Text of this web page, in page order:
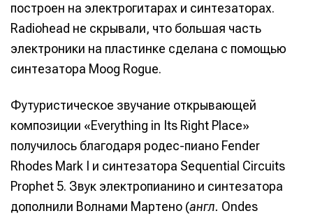
построен на электрогитарах и синтезаторах.
Radiohead не скрывали, что большая часть
электроники на пластинке сделана с помощью
синтезатора Moog Rogue.
Футуристическое звучание открывающей
композиции «Everything in Its Right Place»
получилось благодаря родес-пиано Fender
Rhodes Mark I и синтезатора Sequential Circuits
Prophet 5. Звук электропианино и синтезатора
дополнили Волнами Мартено (англ. Ondes